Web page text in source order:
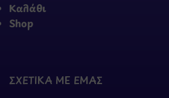
Καλάθι
Shop
ΣΧΕΤΙΚΑ ΜΕ ΕΜΑΣ